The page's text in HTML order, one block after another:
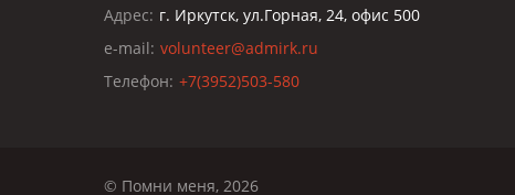
Адрес: г. Иркутск, ул.Горная, 24, офис 500
e-mail: volunteer@admirk.ru
Телефон: +7(3952)503-580
© Помни меня, 2026